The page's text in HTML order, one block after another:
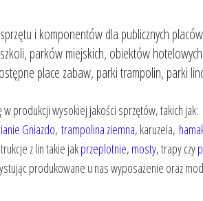
i komponentów dla publicznych
parków miejskich, obiektów
place zabaw, parki trampolin, parki
w produkcji wysokiej jakości sprzętów, takich jak:
Gniazdo, trampolina ziemna, karuzela,
z lin takie jakprzeplotnie, mosty, trapy czy
produkowane u nas wyposażenie oraz